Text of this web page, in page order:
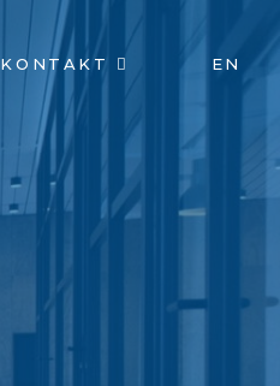
KONTAKT EN